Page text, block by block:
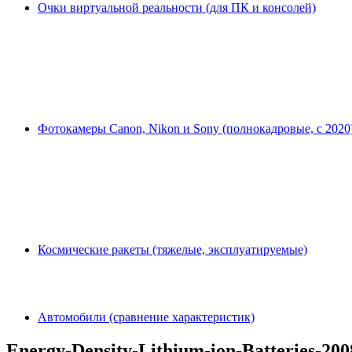
Очки виртуальной реальности (для ПК и консолей)
Фотокамеры Canon, Nikon и Sony (полнокадровые, с
Космические ракеты (тяжелые, эксплуатируемые)
Автомобили (сравнение характеристик)